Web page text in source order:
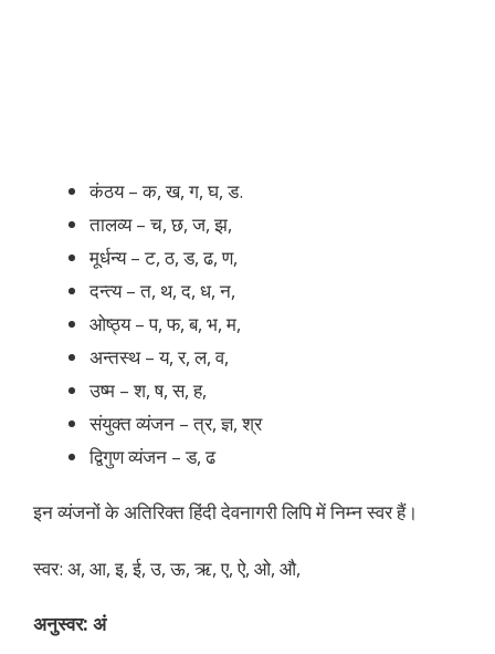
कंठय – क, ख, ग, घ, ड.
तालव्य – च, छ, ज, झ,
मूर्धन्य – ट, ठ, ड, ढ, ण,
दन्त्य – त, थ, द, ध, न,
ओष्ठ्य – प, फ, ब, भ, म,
अन्तस्थ – य, र, ल, व,
उष्म – श, ष, स, ह,
संयुक्त व्यंजन – त्र, ज्ञ, श्र
द्विगुण व्यंजन – ड, ढ
इन व्यंजनों के अतिरिक्त हिंदी देवनागरी लिपि में निम्न स्वर हैं।
स्वर: अ, आ, इ, ई, उ, ऊ, ऋ, ए, ऐ, ओ, औ,
अनुस्वर: अं